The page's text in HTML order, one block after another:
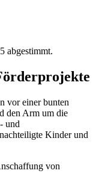
abgestimmt.
von